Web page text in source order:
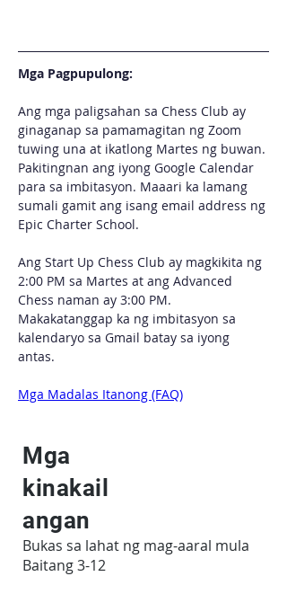
Mga Pagpupulong:
Ang mga paligsahan sa Chess Club ay
ginaganap sa pamamagitan ng Zoom
tuwing una at ikatlong Martes ng buwan.
Pakitingnan ang iyong Google Calendar
para sa imbitasyon. Maaari ka lamang
sumali gamit ang isang email address ng
Epic Charter School.
Ang Start Up Chess Club ay magkikita ng
2:00 PM sa Martes at ang Advanced
Chess naman ay 3:00 PM.
Makakatanggap ka ng imbitasyon sa
kalendaryo sa Gmail batay sa iyong
antas.
Mga Madalas Itanong (FAQ)
Mga
kinakail
angan
Bukas sa lahat ng mag-aaral mula
Baitang 3-12